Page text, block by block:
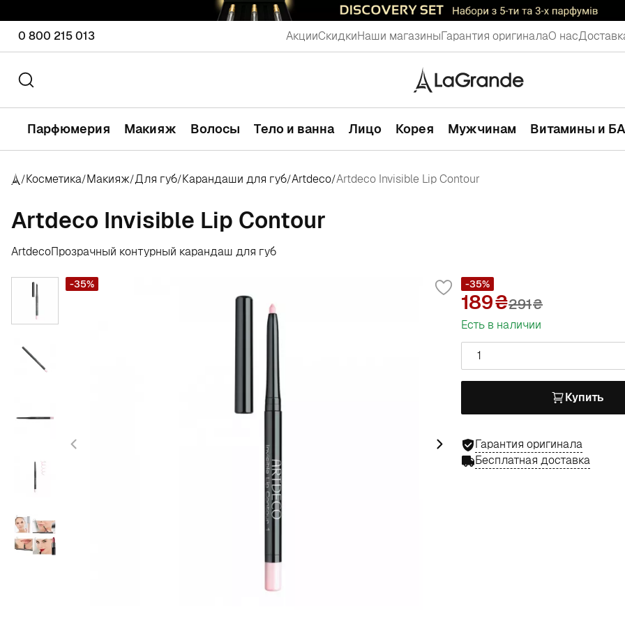
0 800 215 013 АкцииСкидкиНаши магазиныГарантия оригиналаО нас
Парфюмерия Макияж Волосы Тело и ванна Лицо Корея Мужчинам Витамины и
/Косметика/Макияж/Для губ/Карандаши для губ/Artdeco/Artdeco Invisible Lip Contour
Artdeco Invisible Lip Contour
ArtdecoПрозрачный контурный карандаш для губ
-35% -35%
189 291₴
Есть в наличии
1
Купить
Гарантия оригинала
Бесплатная доставка